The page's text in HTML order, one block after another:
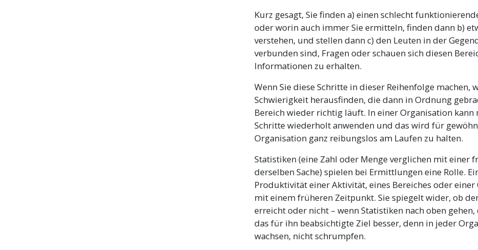
Kurz gesagt, Sie finden a) einen schlecht
oder worin auch immer Sie ermitteln, finden dann b)
verstehen, und stellen dann c) den Leuten in der
verbunden sind, Fragen oder schauen sich diesen
Informationen zu erhalten.
Wenn Sie diese Schritte in dieser Reihenfolge machen,
Schwierigkeit herausfinden, die dann in Ordnung
Bereich wieder richtig läuft. In einer Organisation kann
Schritte wiederholt anwenden und das wird für
Organisation ganz reibungslos am Laufen zu halten.
Statistiken (eine Zahl oder Menge verglichen mit einer
derselben Sache) spielen bei Ermittlungen eine Rolle.
Produktivität einer Aktivität, eines Bereiches oder
mit einem früheren Zeitpunkt. Sie spiegelt wider, ob
erreicht oder nicht – wenn Statistiken nach oben
das für ihn beabsichtigte Ziel besser, denn in jeder
wachsen, nicht schrumpfen.